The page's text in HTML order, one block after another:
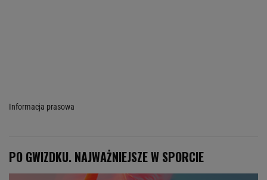
Informacja prasowa